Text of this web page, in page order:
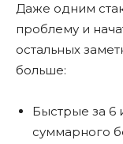
Даже одним
проблему и
остальных
больше:
Быстрые за 6
суммарного